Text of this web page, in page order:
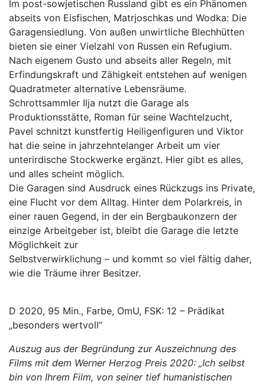
Im post-sowjetischen Russland gibt es ein Phänomen
abseits von Eisfischen, Matrjoschkas und Wodka: Die
Garagensiedlung. Von außen unwirtliche Blechhütten
bieten sie einer Vielzahl von Russen ein Refugium.
Nach eigenem Gusto und abseits aller Regeln, mit
Erfindungskraft und Zähigkeit entstehen auf wenigen
Quadratmeter alternative Lebensräume.
Schrottsammler Ilja nutzt die Garage als
Produktionsstätte, Roman für seine Wachtelzucht,
Pavel schnitzt kunstfertig Heiligenfiguren und Viktor
hat die seine in jahrzehntelanger Arbeit um vier
unterirdische Stockwerke ergänzt. Hier gibt es alles,
und alles scheint möglich.
Die Garagen sind Ausdruck eines Rückzugs ins Private,
eine Flucht vor dem Alltag. Hinter dem Polarkreis, in
einer rauen Gegend, in der ein Bergbaukonzern der
einzige Arbeitgeber ist, bleibt die Garage die letzte
Möglichkeit zur
Selbstverwirklichung – und kommt so viel fältig daher,
wie die Träume ihrer Besitzer.
D 2020, 95 Min., Farbe, OmU, FSK: 12 – Prädikat
„besonders wertvoll“
Auszug aus der Begründung zur Auszeichnung des
Films mit dem Werner Herzog Preis 2020: „Ich selbst
bin von Ihrem Film, von seiner tief humanistischen